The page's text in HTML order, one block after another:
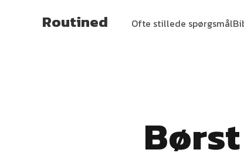
Routined Ofte stillede spørgsmål